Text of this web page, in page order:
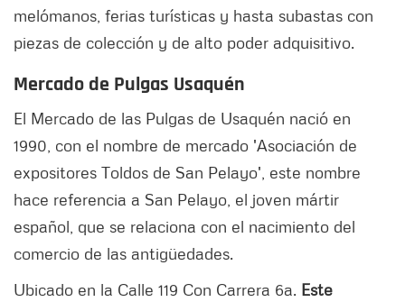
melómanos, ferias turísticas y hasta subastas con
piezas de colección y de alto poder adquisitivo.
Mercado de Pulgas Usaquén
El Mercado de las Pulgas de Usaquén nació en
1990, con el nombre de mercado 'Asociación de
expositores Toldos de San Pelayo', este nombre
hace referencia a San Pelayo, el joven mártir
español, que se relaciona con el nacimiento del
comercio de las antigüedades.
Ubicado en la Calle 119 Con Carrera 6a. Este